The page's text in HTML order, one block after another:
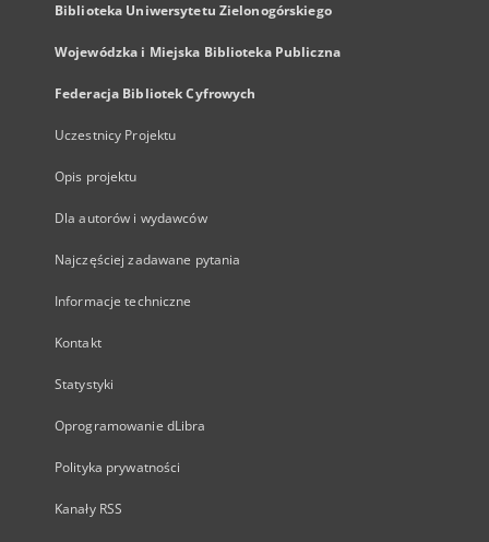
Biblioteka Uniwersytetu Zielonogórskiego
Wojewódzka i Miejska Biblioteka Publiczna
Federacja Bibliotek Cyfrowych
Uczestnicy Projektu
Opis projektu
Dla autorów i wydawców
Najczęściej zadawane pytania
Informacje techniczne
Kontakt
Statystyki
Oprogramowanie dLibra
Polityka prywatności
Kanały RSS